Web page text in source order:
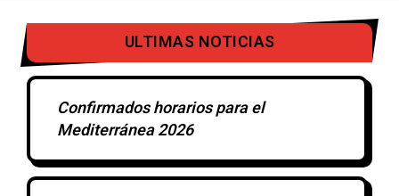
ULTIMAS NOTICIAS
Confirmados horarios para el
Mediterránea 2026